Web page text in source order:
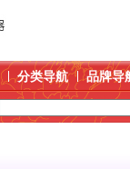
分类导航 品牌导